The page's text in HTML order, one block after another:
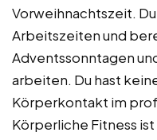
Vorweihnachtszeit.
Arbeitszeiten und
Adventssonntagen
arbeiten. Du hast
Körperkontakt im
Körperliche Fitness